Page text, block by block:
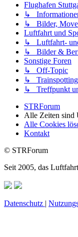
Flughafen
↳
↳ Bilder,
Luftfahrt und
↳ Luftfahrt-
↳ Bilder &
Sonstige Foren
↳ Off-Topic
↳ Trainspotting
↳ Treffpunkt
STRForum
Alle Zeiten sind
Alle Cookies
Kontakt
© STRForum
Seit 2005, das
Datenschutz